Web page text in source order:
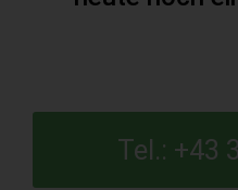
Tel.: +43